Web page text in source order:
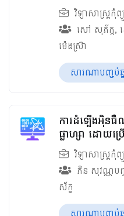
វិទ្យាសាស្ត្រកុំ
សៅ សុភ័ក្ក,
ម៉េងស្រ៊ា
សារណាបញ្ចប់ឆ្
ការដំឡើងអ៊ិន
ផ្លាហ្សា ដោយប្រ
វិទ្យាសាស្ត្រកុំ
ភិន សុវណ្ណបញ្
ស័ក្ខ
សារណាបញ្ចប់ឆ្